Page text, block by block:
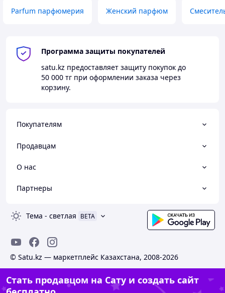
Parfum парфюмерия Женский парфюм
Программа защиты покупателей
satu.kz предоставляет защиту покупок до
50 000 тг при оформлении заказа через
корзину.
Покупателям
Продавцам
О нас
Партнеры
Тема - светлая BETA
© Satu.kz — маркетплейс Казахстана, 2008-2026
Стать продавцом на Сату и создать сайт